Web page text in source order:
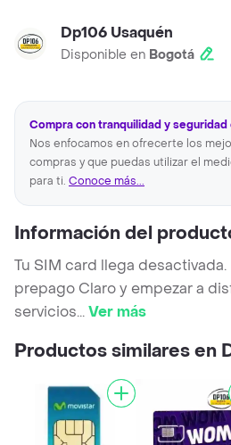
Dp106 Usaquén
Disponible en Bogotá
Compra con tranquilidad y seguridad
Nos enfocamos en ofrecerte los
compras y que puedas utilizar el
para ti. Conoce más...
Información del
Tu SIM card llega
prepago Claro y empezar a
servicios...Ver más
Productos similares en